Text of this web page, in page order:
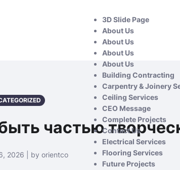
3D Slide Page
About Us
About Us
About Us
About Us
Building Contracting
Carpentry & Joinery
Ceiling Services
CEO Message
Complete Projects
Contact Us
Electrical Services
Flooring Services
Future Projects
частью
2026 | by orientco